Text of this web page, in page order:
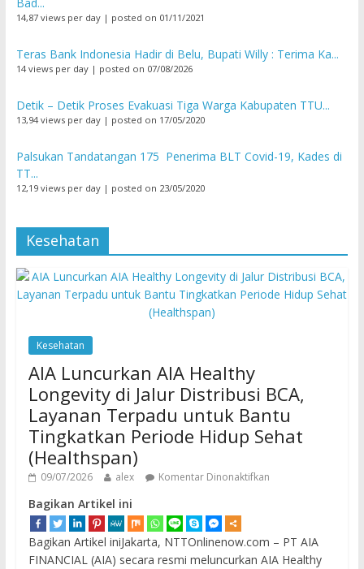
14,87 views per day| posted on 01/11/2021
Teras Bank Indonesia Hadir di Belu, Bupati Willy : Terima Ka...
14 views per day| posted on 07/08/2026
Detik – Detik Proses Evakuasi Tiga Warga Kabupaten TTU...
13,94 views per day| posted on 17/05/2020
Palsukan Tandatangan 175 Penerima BLT Covid-19, Kades di
TT...
12,19 views per day| posted on 23/05/2020
Kesehatan
Kesehatan
AIA Luncurkan AIA Healthy
Longevity di Jalur Distribusi BCA,
Layanan Terpadu untuk Bantu
Tingkatkan Periode Hidup Sehat
(Healthspan)
09/07/2026 alex Komentar Dinonaktifkan
Bagikan Artikel ini
Bagikan Artikel iniJakarta, NTTOnlinenow.com – PT AIA
FINANCIAL (AIA) secara resmi meluncurkan AIA Healthy